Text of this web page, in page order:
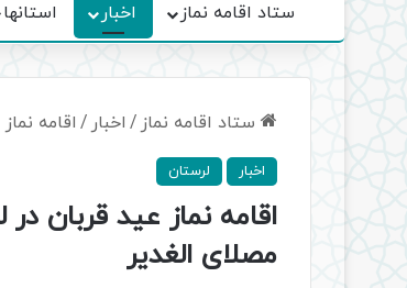
ستاد اقامه نماز اخبار استانها
ستاد اقامه نماز / اخبار / اقامه
اخبار لرستان
اقامه نماز عید قربان
مصلای الغدیر